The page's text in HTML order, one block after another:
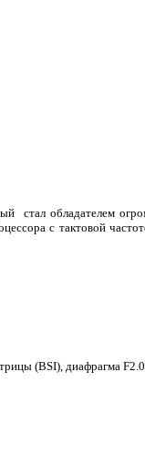
стал обладателем
с тактовой
(BSI), диафрагма